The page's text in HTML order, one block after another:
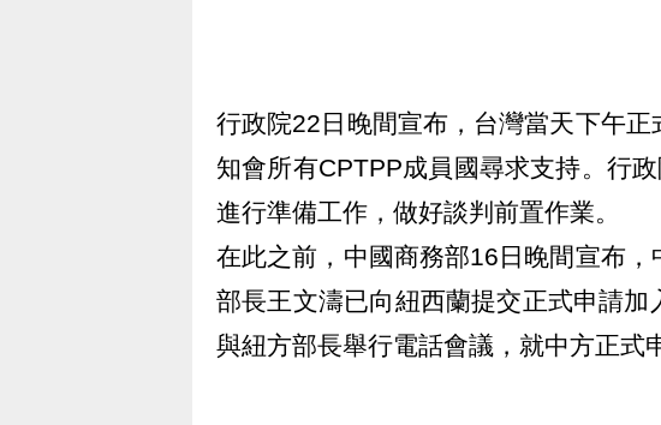
行政院22日晚間宣布，台灣當天下午
知會所有CPTPP成員國尋求支持。行
進行準備工作，做好談判前置作業。
在此之前，中國商務部16日晚間宣布
部長王文濤已向紐西蘭提交正式申請
與紐方部長舉行電話會議，就中方正式